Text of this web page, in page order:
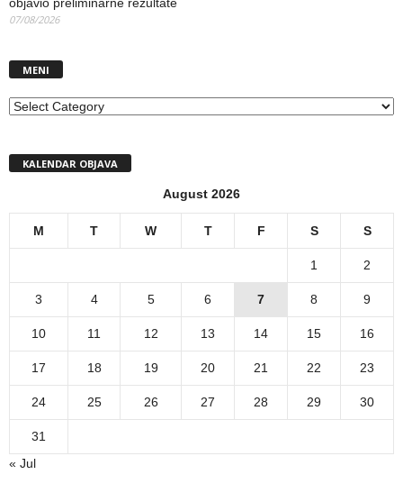
07/08/2026
MENI
MENI
KALENDAR OBJAVA
August 2026
M T W T F S S
1 2
3 4 5 6 7 8 9
10 11 12 13 14 15 16
17 18 19 20 21 22 23
24 25 26 27 28 29 30
31
« Jul